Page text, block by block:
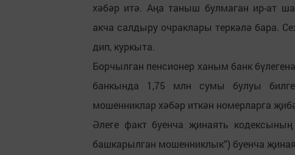
хәбәр итә. Аңа таныш булмаган ир-ат
акча салдыру очраклары теркәлә бара.
дип, куркыта.
Борчылган пенсионер ханым банк
банкында 1,75 млн сумы булуы
мошенниклар хәбәр иткән номерларга
Әлеге факт буенча җинаять
башкарылган мошенниклык”) буенча